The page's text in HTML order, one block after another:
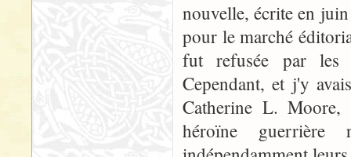
nouvelle, écrite en
pour le marché
fut refusée par les
Cependant, et j'y
Catherine L. Moore,
héroïne guerrière